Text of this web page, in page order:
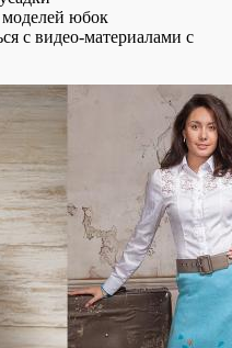
юбок
с видео-материалами с